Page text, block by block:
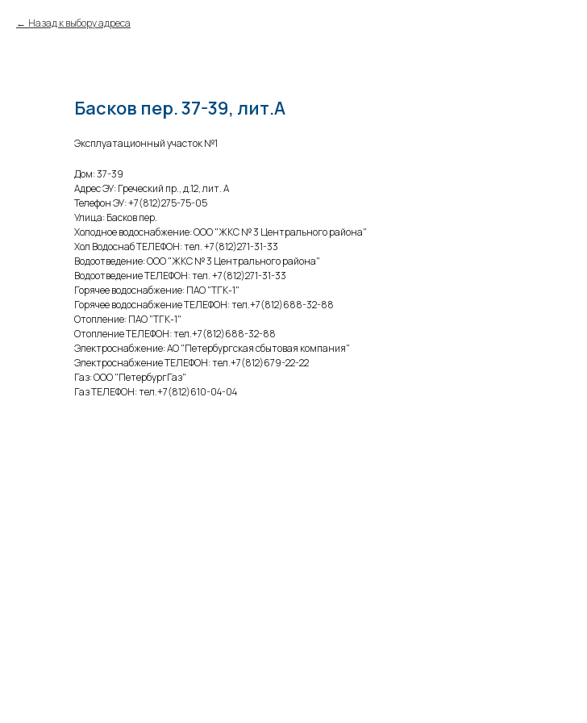
Назад к выбору адреса
Басков пер. 37-39, лит.А
Эксплуатационный участок №1
Дом: 37-39
Адрес ЭУ: Греческий пр., д.12, лит. А
Телефон ЭУ: +7(812)275-75-05
Улица: Басков пер.
Холодное водоснабжение: ООО "ЖКС № 3 Центрального района"
Хол Водоснаб ТЕЛЕФОН: тел. +7(812)271-31-33
Водоотведение: ООО "ЖКС № 3 Центрального района"
Водоотведение ТЕЛЕФОН: тел. +7(812)271-31-33
Горячее водоснабжение: ПАО "ТГК-1"
Горячее водоснабжение ТЕЛЕФОН: тел.+7(812)688-32-88
Отопление: ПАО "ТГК-1"
Отопление ТЕЛЕФОН: тел.+7(812)688-32-88
Электроснабжение: АО "Петербургская сбытовая компания"
Электроснабжение ТЕЛЕФОН: тел.+7(812)679-22-22
Газ: ООО "ПетербургГаз"
Газ ТЕЛЕФОН: тел.+7(812)610-04-04